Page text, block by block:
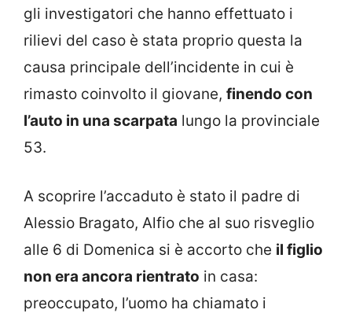
gli investigatori che hanno effettuato i
rilievi del caso è stata proprio questa la
causa principale dell’incidente in cui è
rimasto coinvolto il giovane, finendo con
l’auto in una scarpata lungo la provinciale
53.
A scoprire l’accaduto è stato il padre di
Alessio Bragato, Alfio che al suo risveglio
alle 6 di Domenica si è accorto che il figlio
non era ancora rientrato in casa:
preoccupato, l’uomo ha chiamato i